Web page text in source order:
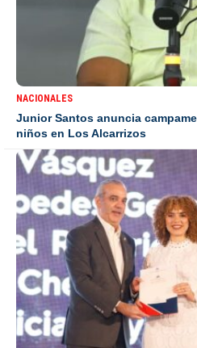
NACIONALES
Junior Santos anuncia
niños en Los Alcarrizos